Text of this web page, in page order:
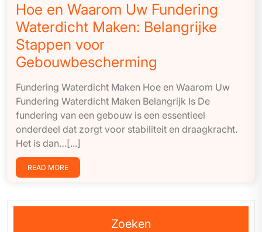
Hoe en Waarom Uw Fundering
Waterdicht Maken: Belangrijke
Stappen voor
Gebouwbescherming
Fundering Waterdicht Maken Hoe en Waarom Uw
Fundering Waterdicht Maken Belangrijk Is De
fundering van een gebouw is een essentieel
onderdeel dat zorgt voor stabiliteit en draagkracht.
Het is dan…[...]
READ MORE
Zoeken